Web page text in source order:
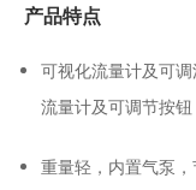
产品特点
可视化流量计及可
流量计及可调节按钮
重量轻，内置气泵